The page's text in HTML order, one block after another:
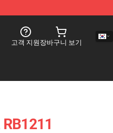
고객 지원장바구니 보기